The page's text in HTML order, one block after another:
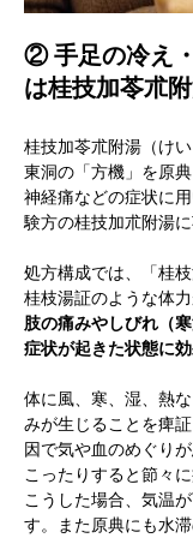
② 手足の冷え
は桂技加苓朮
桂技加苓朮附湯（け
東洞の「方機」を原
神経痛などの症状に
験方の桂技加朮附湯
処方構成では、「桂
桂枝湯証のような体
肢の痛みやしびれ（
症状が起きた状態に
体に風、寒、湿、熱
みが生じることを痺
因で気や血のめぐり
こったりすると節々
こうした場合、気温
す。また原典にも水